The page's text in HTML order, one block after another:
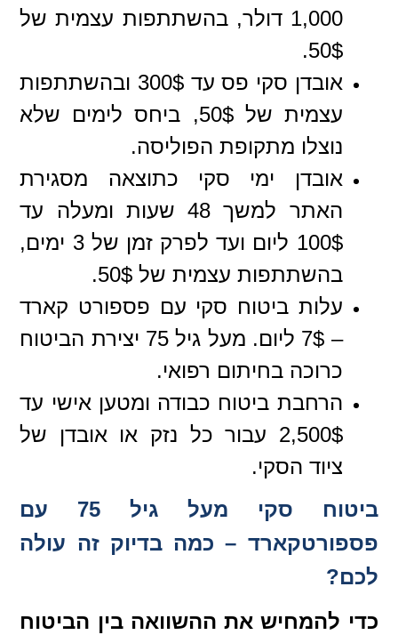
1,000 דולר, בהשתתפות עצמית של
50$.
אובדן סקי פס עד 300$ ובהשתתפות
עצמית של 50$, ביחס לימים שלא
נוצלו מתקופת הפוליסה.
אובדן ימי סקי כתוצאה מסגירת
האתר למשך 48 שעות ומעלה עד
100$ ליום ועד לפרק זמן של 3 ימים,
בהשתתפות עצמית של 50$.
עלות ביטוח סקי עם פספורט קארד
– 7$ ליום. מעל גיל 75 יצירת הביטוח
כרוכה בחיתום רפואי.
הרחבת ביטוח כבודה ומטען אישי עד
2,500$ עבור כל נזק או אובדן של
ציוד הסקי.
ביטוח סקי מעל גיל 75 עם
פספורטקארד – כמה בדיוק זה עולה
לכם?
כדי להמחיש את ההשוואה בין הביטוח